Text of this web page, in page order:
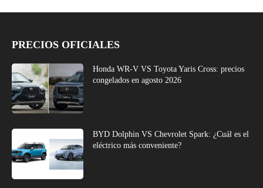
PRECIOS OFICIALES
Honda WR-V VS Toyota Yaris Cross: precios
congelados en agosto 2026
BYD Dolphin VS Chevrolet Spark: ¿Cuál es el
eléctrico más conveniente?